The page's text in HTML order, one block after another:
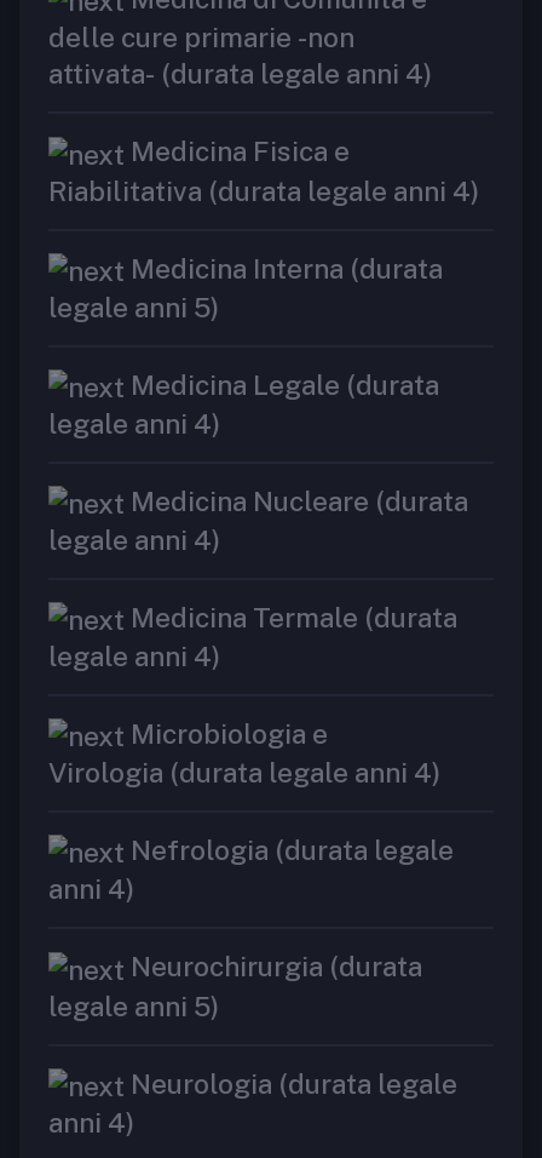
delle cure primarie -non
attivata- (durata legale anni 4)
Medicina Fisica e
Riabilitativa (durata legale anni 4)
Medicina Interna (durata
legale anni 5)
Medicina Legale (durata
legale anni 4)
Medicina Nucleare (durata
legale anni 4)
Medicina Termale (durata
legale anni 4)
Microbiologia e
Virologia (durata legale anni 4)
Nefrologia (durata legale
anni 4)
Neurochirurgia (durata
legale anni 5)
Neurologia (durata legale
anni 4)